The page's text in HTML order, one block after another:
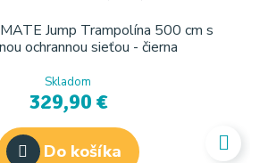
Jump Trampolína 500 cm s
ochrannou sieťou - čierna
Skladom
329,90 €
Do košíka